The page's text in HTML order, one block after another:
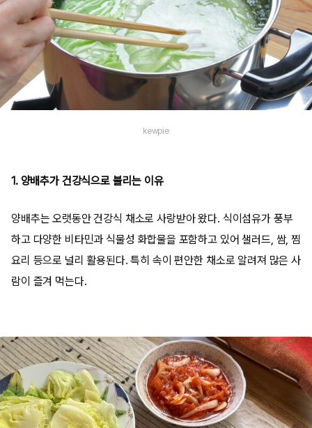
kewpie
1. 양배추가 건강식으로 불리는 이유
양배추는 오랫동안 건강식 채소로 사랑받아 왔다. 식이섬유가 풍부
하고 다양한 비타민과 식물성 화합물을 포함하고 있어 샐러드, 쌈, 찜
요리 등으로 널리 활용된다. 특히 속이 편안한 채소로 알려져 많은 사
람이 즐겨 먹는다.